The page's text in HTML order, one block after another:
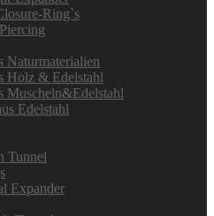
Ring`s
Naturmaterialien
Holz & Edelstahl
Muscheln&Edelstahl
Edelstahl
Tunnel
Expander